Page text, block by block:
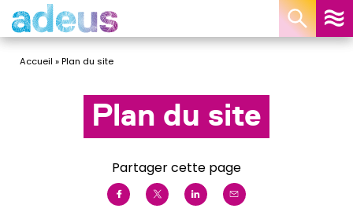
Accueil »Plan du site
Plan du site
Partager cette page
Panneau de gestion des cookies